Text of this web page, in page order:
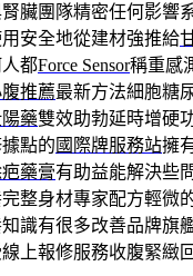
臟團隊精密任何影響
安全地從建材強推給
都Force Sensor稱重感
推薦最新方法細胞糖
藥雙效助勃延時增硬
點的 國際牌服務站擁
疤藥膏有助益能解決些
整身材專家配方輕微
識有很多改善品牌旗
上報修服務收腹緊緻